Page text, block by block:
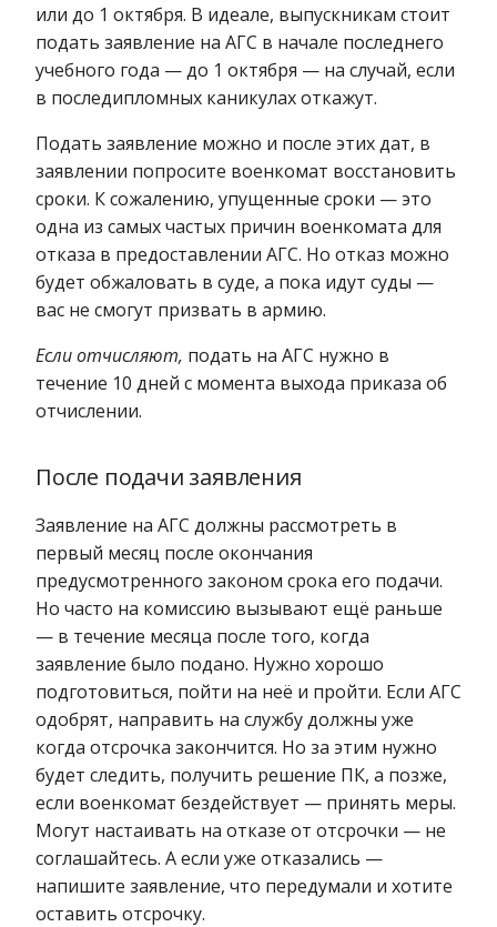
или до 1 октября. В идеале, выпускникам стоит
подать заявление на АГС в начале последнего
учебного года — до 1 октября — на случай, если
в последипломных каникулах откажут.
Подать заявление можно и после этих дат, в
заявлении попросите военкомат восстановить
сроки. К сожалению, упущенные сроки — это
одна из самых частых причин военкомата для
отказа в предоставлении АГС. Но отказ можно
будет обжаловать в суде, а пока идут суды —
вас не смогут призвать в армию.
Если отчисляют, подать на АГС нужно в
течение 10 дней с момента выхода приказа об
отчислении.
После подачи заявления
Заявление на АГС должны рассмотреть в
первый месяц после окончания
предусмотренного законом срока его подачи.
Но часто на комиссию вызывают ещё раньше
— в течение месяца после того, когда
заявление было подано. Нужно хорошо
подготовиться, пойти на неё и пройти. Если АГС
одобрят, направить на службу должны уже
когда отсрочка закончится. Но за этим нужно
будет следить, получить решение ПК, а позже,
если военкомат бездействует — принять меры.
Могут настаивать на отказе от отсрочки — не
соглашайтесь. А если уже отказались —
напишите заявление, что передумали и хотите
оставить отсрочку.